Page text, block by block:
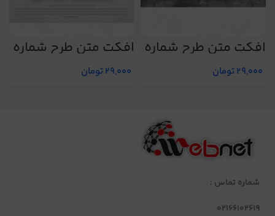
افکت متن طرح شماره
29,000تومان
افکت متن طرح شماره
29,000تومان
شماره تماس :
02166102619